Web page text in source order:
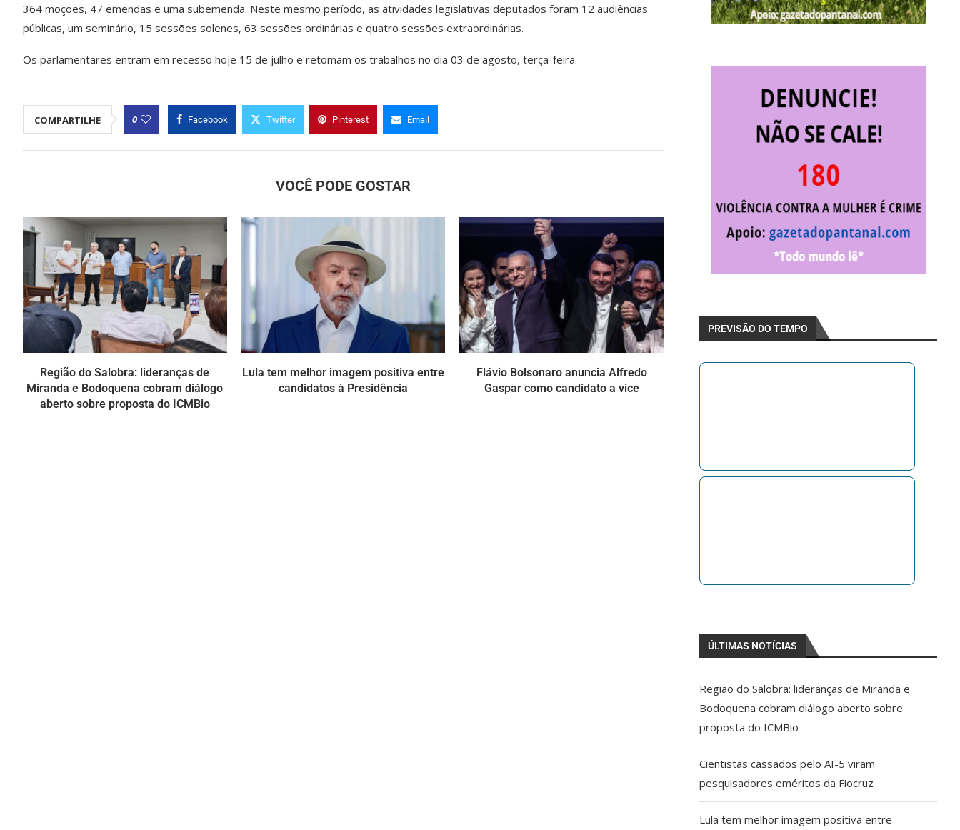
364 moções, 47 emendas e uma subemenda. Neste mesmo período, as atividades legislativas deputados foram 12 audiências
públicas, um seminário, 15 sessões solenes, 63 sessões ordinárias e quatro sessões extraordinárias.
Os parlamentares entram em recesso hoje 15 de julho e retomam os trabalhos no dia 03 de agosto, terça-feira.
COMPARTILHE 0 Facebook Twitter Pinterest Email
VOCÊ PODE GOSTAR
Região do Salobra: lideranças de
Miranda e Bodoquena cobram diálogo
aberto sobre proposta do ICMBio
Lula tem melhor imagem positiva entre
candidatos à Presidência
Flávio Bolsonaro anuncia Alfredo
Gaspar como candidato a vice
PREVISÃO DO TEMPO
ÚLTIMAS NOTÍCIAS
Região do Salobra: lideranças de Miranda e
Bodoquena cobram diálogo aberto sobre
proposta do ICMBio
Cientistas cassados pelo AI-5 viram
pesquisadores eméritos da Fiocruz
Lula tem melhor imagem positiva entre